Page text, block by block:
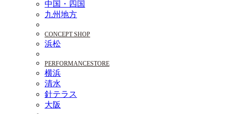
中国・四国
九州地方
CONCEPT SHOP
浜松
PERFORMANCESTORE
横浜
清水
針テラス
大阪